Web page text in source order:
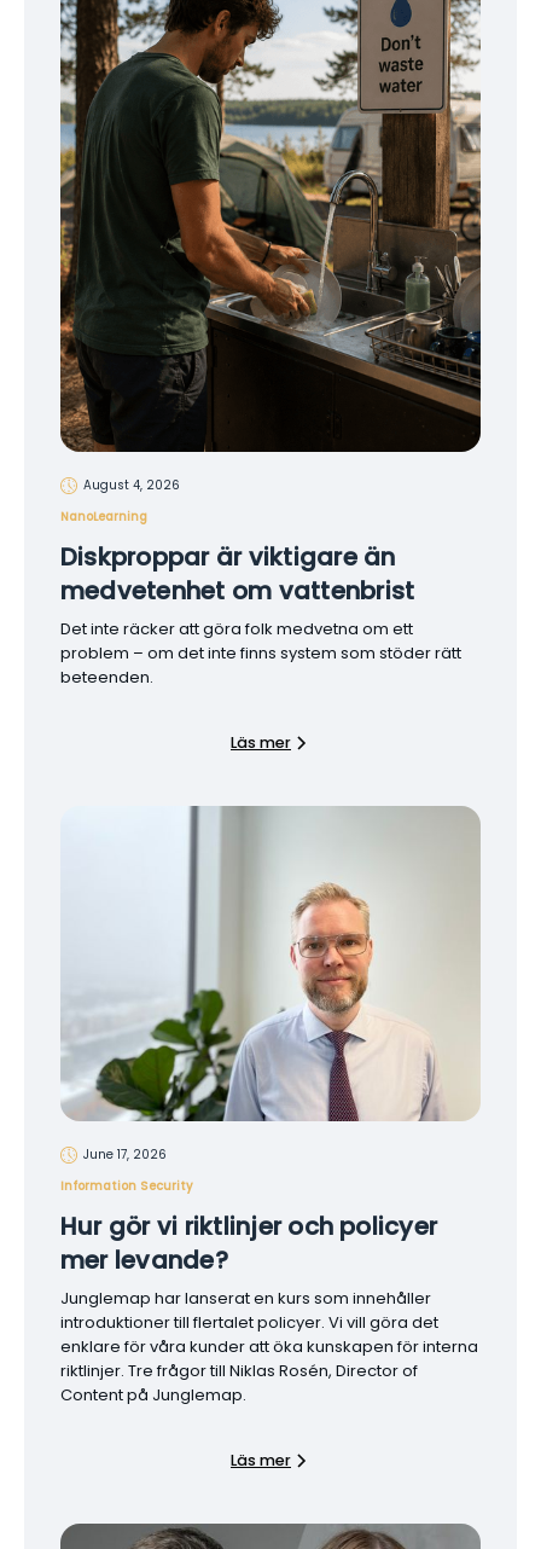
August 4, 2026
NanoLearning
Diskproppar är viktigare än
medvetenhet om vattenbrist
Det inte räcker att göra folk medvetna om ett
problem – om det inte finns system som stöder rätt
beteenden.
Läs mer
June 17, 2026
Information Security
Hur gör vi riktlinjer och policyer
mer levande?
Junglemap har lanserat en kurs som innehåller
introduktioner till flertalet policyer. Vi vill göra det
enklare för våra kunder att öka kunskapen för interna
riktlinjer. Tre frågor till Niklas Rosén, Director of
Content på Junglemap.
Läs mer